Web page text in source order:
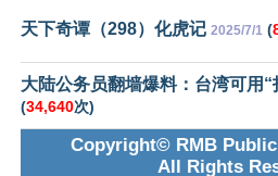
天下奇谭（298）化虎记 2025/7/1 (
大陆公务员翻墙爆料：台湾可用“
(34,640次)
Copyright© RMB
All Rights